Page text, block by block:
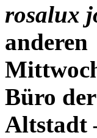
rosalux
anderen
Büro
Altstadt